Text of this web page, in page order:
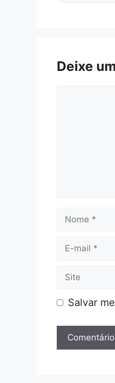
Deixe
Nome
E-
Site
Salvar